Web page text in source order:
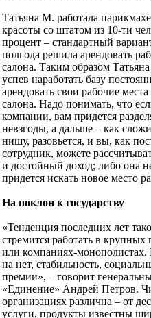
Татьяна М. работала
красоты со штатом из 10-ти
процент – стандартный
полгода решила арендовать
салона. Таким образом
успев наработать базу
арендовать свои рабочие
салона. Надо понимать, что
компании, вам придется
невзгоды, а дальше – как
нишу, разовьется, и вы, как
сотрудник, можете
и достойный доход; либо она
придется искать новое место
На поклон к государству
«Тенденция последних лет
стремится работать в
или компаниях-
на нет, стабильность,
премии», – говорит
«Единение» Андрей Петров.
организациях различна – от
услуги, продукты известны